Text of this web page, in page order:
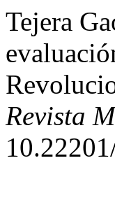
Tejera
Revista